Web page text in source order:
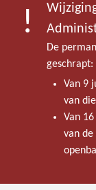
De
geschrapt:
Van 9
van
Van
van de